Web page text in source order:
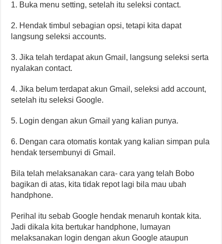
1. Buka menu setting, setelah itu seleksi contact.
2. Hendak timbul sebagian opsi, tetapi kita dapat
langsung seleksi accounts.
3. Jika telah terdapat akun Gmail, langsung seleksi serta
nyalakan contact.
4. Jika belum terdapat akun Gmail, seleksi add account,
setelah itu seleksi Google.
5. Login dengan akun Gmail yang kalian punya.
6. Dengan cara otomatis kontak yang kalian simpan pula
hendak tersembunyi di Gmail.
Bila telah melaksanakan cara- cara yang telah Bobo
bagikan di atas, kita tidak repot lagi bila mau ubah
handphone.
Perihal itu sebab Google hendak menaruh kontak kita.
Jadi dikala kita bertukar handphone, lumayan
melaksanakan login dengan akun Google ataupun